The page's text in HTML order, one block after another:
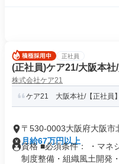
正社員
(正社員)ケア21/大阪本
株式会社ケア21
ケア21 大阪本社/【正社員
〒530-0003大阪府大阪市
月給67万円以上
資格 ■必須条件： ・マネ
制度整備・組織風土開発・